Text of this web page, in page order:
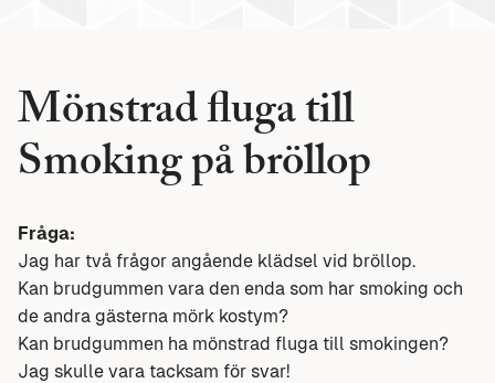
Mönstrad fluga till
Smoking på bröllop
Fråga:
Jag har två frågor angående klädsel vid bröllop.
Kan brudgummen vara den enda som har smoking och
de andra gästerna mörk kostym?
Kan brudgummen ha mönstrad fluga till smokingen?
Jag skulle vara tacksam för svar!